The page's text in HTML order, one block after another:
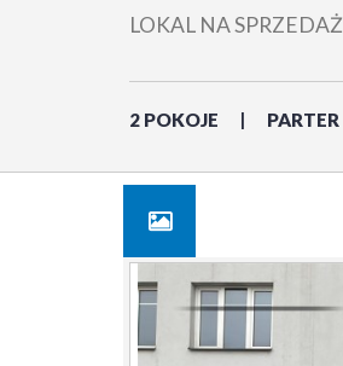
LOKAL NA SPRZEDAŻ
2 POKOJE PARTER